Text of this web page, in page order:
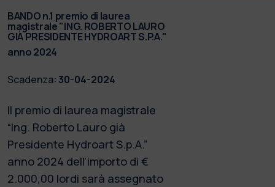
BANDO n.1 premio di laurea
magistrale "ING. ROBERTO LAURO
GIÀ PRESIDENTE HYDROART S.P.A."
anno 2024
Scadenza: 30-04-2024
Il premio di laurea magistrale
“Ing. Roberto Lauro già
Presidente Hydroart S.p.A.”
anno 2024 dell’importo di €
2.000,00 lordi sarà assegnato